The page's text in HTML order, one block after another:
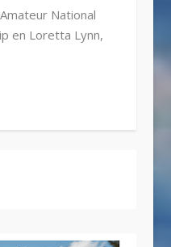
National
en Loretta Lynn,